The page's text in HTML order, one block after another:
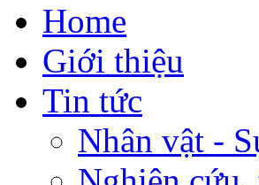
Home
Giới thiệu
Tin tức
Nhân vật -